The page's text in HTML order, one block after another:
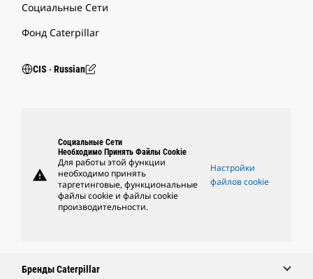
Социальные Сети
Фонд Caterpillar
CIS ‧ Russian
warning
Социальные Сети
Необходимо Принять Файлы Cookie
Для работы этой функции
необходимо принять
таргетинговые, функциональные
файлы cookie и файлы cookie
производительности.
Настройки
файлов cookie
Бренды Caterpillar